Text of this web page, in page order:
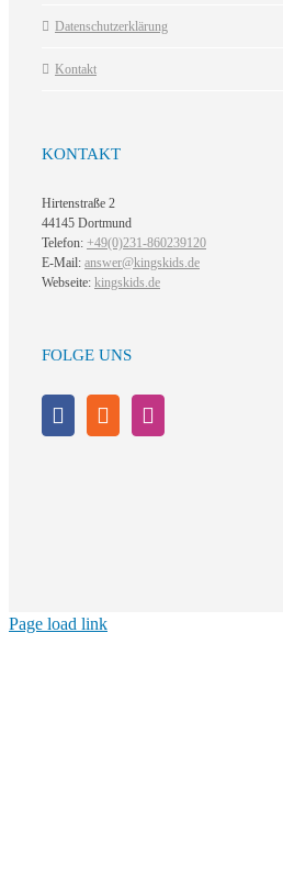
Datenschutzerklärung
Kontakt
KONTAKT
Hirtenstraße 2
44145 Dortmund
Telefon: +49(0)231-860239120
E-Mail: answer@kingskids.de
Webseite: kingskids.de
FOLGE UNS
Page load link